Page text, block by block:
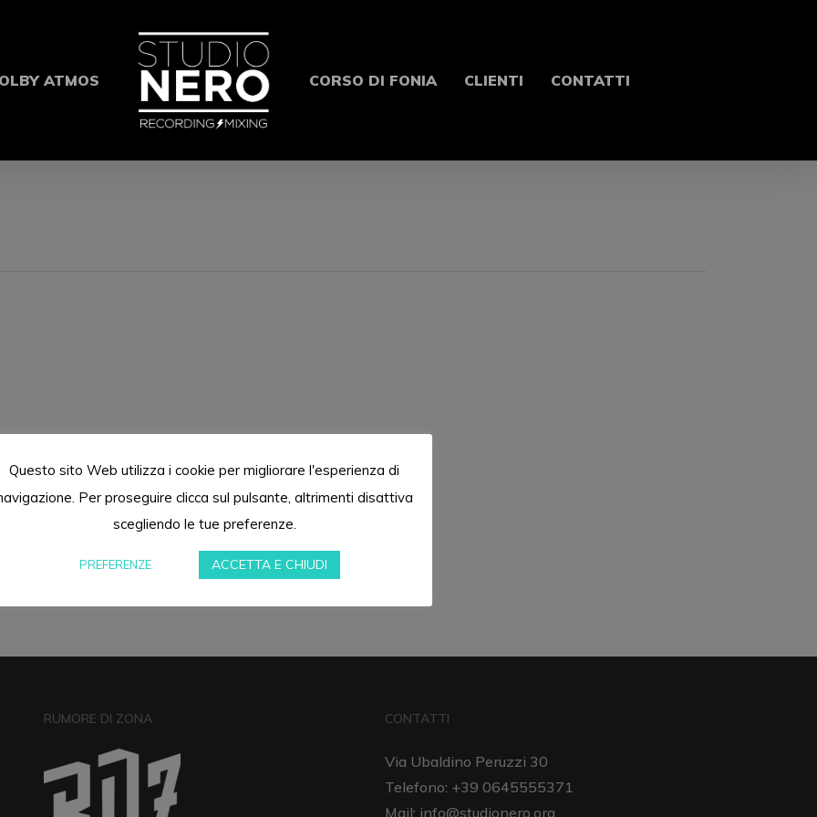
ATMOS CORSO DI FONIA CLIENTI CONTATTI
RUMORE DI ZONA CONTATTI
Via Ubaldino Peruzzi 30
Telefono: +39 0645555371
Mail: info@studionero.org
Questo sito Web utilizza i cookie per migliorare l'esperienza di
Per proseguire clicca sul pulsante, altrimenti disattiva
scegliendo le tue preferenze.
PREFERENZE ACCETTA E CHIUDI